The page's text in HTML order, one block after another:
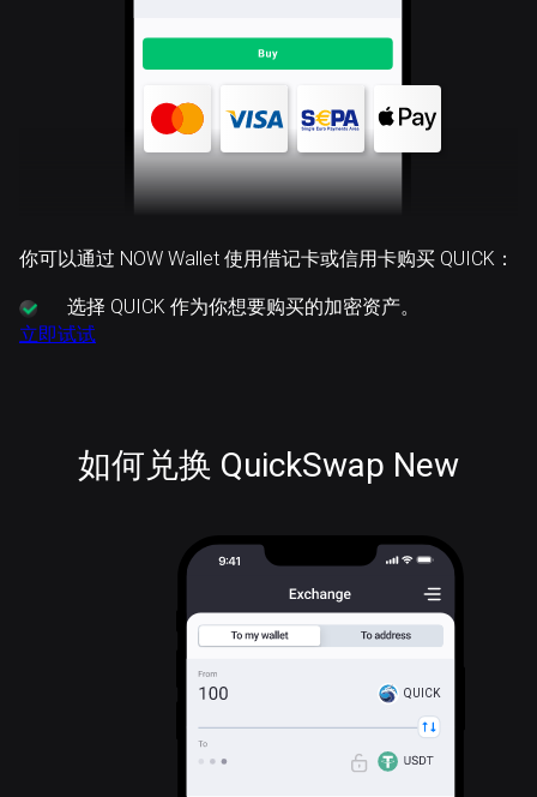
你可以通过 NOW Wallet 使用借记卡或信用卡购买 QUICK：
选择 QUICK 作为你想要购买的加密资产。
立即试试
如何兑换 QuickSwap New
QUICK